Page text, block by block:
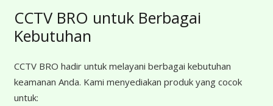
CCTV BRO untuk Berbagai
Kebutuhan
CCTV BRO hadir untuk melayani berbagai kebutuhan
keamanan Anda. Kami menyediakan produk yang cocok
untuk: